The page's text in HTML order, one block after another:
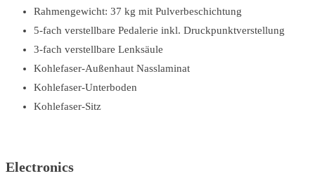
Rahmengewicht: 37 kg mit Pulverbeschichtung
5-fach verstellbare Pedalerie inkl. Druckpunktverstellung
3-fach verstellbare Lenksäule
Kohlefaser-Außenhaut Nasslaminat
Kohlefaser-Unterboden
Kohlefaser-Sitz
Electronics